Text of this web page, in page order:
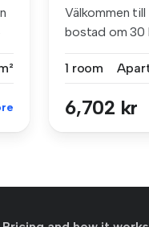
Välkommen
bostad om 30
1 room
6,702 kr